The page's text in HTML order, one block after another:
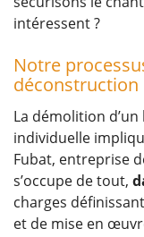
intéressent ?
Notre
déconstruction
La démolition
individuelle
Fubat, entreprise
s’occupe de tout,
charges
et de mise en